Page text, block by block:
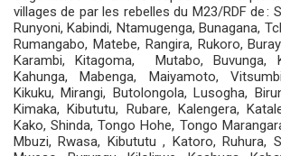
villages de par les rebelles du M23/RDF de :
Runyoni, Kabindi, ⁠Ntamugenga, Bunagana,
⁠Rumangabo, Matebe, Rangira, ⁠Rukoro,
Karambi, ⁠Kitagoma, ⁠Mutabo, ⁠Buvunga,
⁠Kahunga, ⁠Mabenga, ⁠Maiyamoto,
⁠Kikuku, Mirangi, Butolongola, ⁠Lusogha,
⁠Kimaka, ⁠Kibututu, Rubare, ⁠Kalengera,
Kako, ⁠Shinda, ⁠Tongo Hohe, Tongo
Mbuzi, ⁠Rwasa, ⁠Kibututu , ⁠Katoro, ⁠Ruhura,